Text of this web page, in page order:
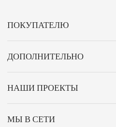
ПОКУПАТЕЛЮ
ДОПОЛНИТЕЛЬНО
НАШИ ПРОЕКТЫ
МЫ В СЕТИ